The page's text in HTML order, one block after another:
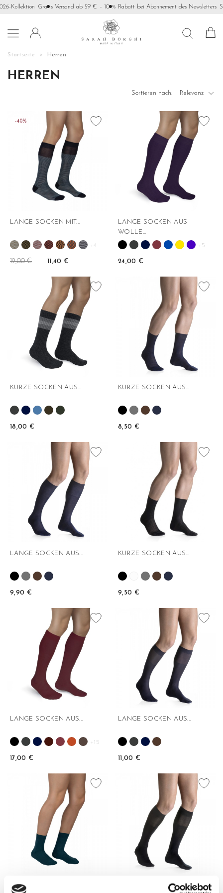
Gratis Versand ab 59 € - 10 % Rabatt bei Abonnement des Newsletters

Startseite Herren
HERREN
Sortieren nach: Relevanz 
LANGE SOCKEN MIT...
+4
19,00 € 11,40 €
favorite_border
-40%
LANGE SOCKEN AUS
WOLLE...
+5
24,00 €
favorite_border
KURZE SOCKEN AUS...
18,00 €
favorite_border
KURZE SOCKEN AUS...
8,50 €
favorite_border
LANGE SOCKEN AUS...
9,90 €
favorite_border
KURZE SOCKEN AUS...
9,50 €
favorite_border
LANGE SOCKEN AUS...
+15
17,00 €
favorite_border
LANGE SOCKEN AUS...
11,00 €
favorite_border
KURZE SOCKEN AUS...
favorite_border
LANGE SOCKEN AUS
favorite_border